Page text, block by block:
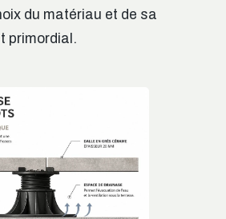
du matériau et de sa
primordial.